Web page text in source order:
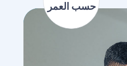
حسب العمر
م